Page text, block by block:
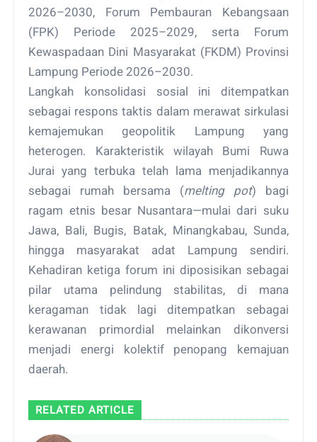
2026–2030, Forum Pembauran Kebangsaan
(FPK) Periode 2025–2029, serta Forum
Kewaspadaan Dini Masyarakat (FKDM) Provinsi
Lampung Periode 2026–2030.
Langkah konsolidasi sosial ini ditempatkan
sebagai respons taktis dalam merawat sirkulasi
kemajemukan geopolitik Lampung yang
heterogen. Karakteristik wilayah Bumi Ruwa
Jurai yang terbuka telah lama menjadikannya
sebagai rumah bersama (melting pot) bagi
ragam etnis besar Nusantara—mulai dari suku
Jawa, Bali, Bugis, Batak, Minangkabau, Sunda,
hingga masyarakat adat Lampung sendiri.
Kehadiran ketiga forum ini diposisikan sebagai
pilar utama pelindung stabilitas, di mana
keragaman tidak lagi ditempatkan sebagai
kerawanan primordial melainkan dikonversi
menjadi energi kolektif penopang kemajuan
daerah.
RELATED ARTICLE